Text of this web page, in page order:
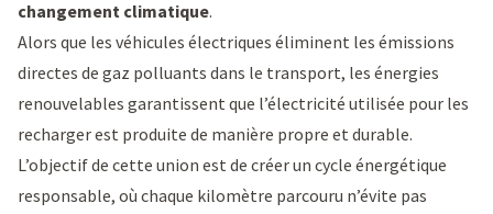
changement climatique.
Alors que les véhicules électriques éliminent les émissions
directes de gaz polluants dans le transport, les énergies
renouvelables garantissent que l’électricité utilisée pour les
recharger est produite de manière propre et durable.
L’objectif de cette union est de créer un cycle énergétique
responsable, où chaque kilomètre parcouru n’évite pas